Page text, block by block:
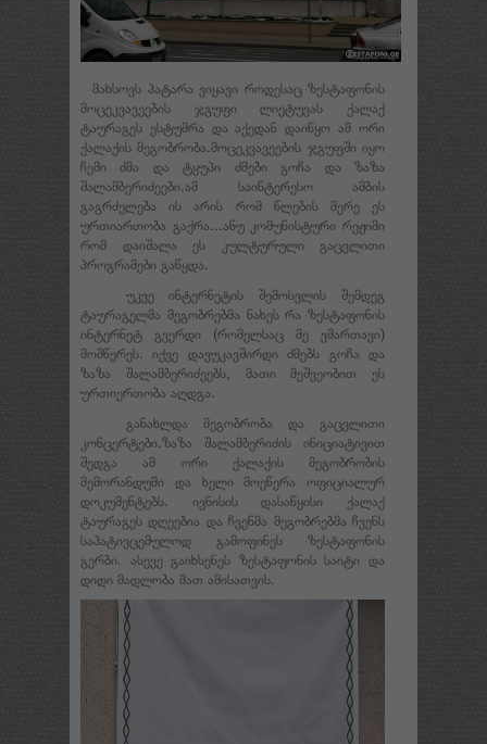
მახსოვს პატარა ვიყავი როდესაც ზესტაფონის
მოცეკვავეების ჯგუფი ლიეტუვას ქალაქ
ტაურაგეს ესტუმრა და აქედან დაიწყო ამ ორი
ქალაქის მეგობრობა.მოცეკვავეების ჯგუფში იყო
ჩემი ძმა და ტყუპი ძმები გოჩა და ზაზა
შალამბერიძეები.ამ საინტერესო ამბის
გაგრძელება ის არის რომ წლების მერე ეს
ურთიართობა გაქრა...ანუ კომუნისტური რეჟიმი
რომ დაიშალა ეს კულტურული გაცვლითი
პროგრამები გაწყდა.
უკვე ინტერნეტის შემოსვლის შემდეგ
ტაურაგელმა მეგობრებმა ნახეს რა ზესტაფონის
ინტერნეტ გვერდი (რომელსაც მე ვმართავი)
მომწერეს. იქვე დავუკავშირდი ძმებს გოჩა და
ზაზა შალამბერიძეებს, მათი მეშვეობით ეს
ურთიერთობა აღდგა.
განახლდა მეგობრობა და გაცვლითი
კონცერტები.ზაზა შალამბერიძის ინიციატივით
შედგა ამ ორი ქალაქის მეგობრობის
მემორანდუმი და ხელი მოეწერა ოფიციალურ
დოკუმენტებს. ივნისის დასაწყისი ქალაქ
ტაურაგეს დღეებია და ჩვენმა მეგობრებმა ჩვენს
საპატივცემულოდ გამოფინეს ზესტაფონის
გერბი. ასევე გაიხსენეს ზესტაფონის საიტი და
დიდი მადლობა მათ ამისათვის.